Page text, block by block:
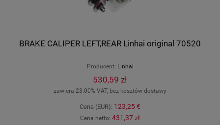
BRAKE CALIPER LEFT,REAR Linhai original 70520
Producent: Linhai
530,59 zł
zawiera 23.00% VAT, bez kosztów dostawy
Cena (EUR): 123,25 €
Cena netto: 431,37 zł